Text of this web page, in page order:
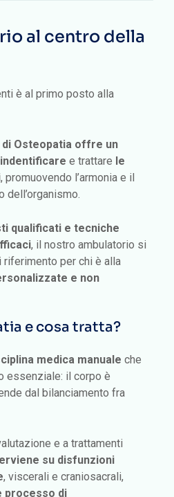
al centro della
è al primo posto alla
Osteopatia offre un
e trattare le
, promuovendo l’armonia e il
dell’organismo.
qualificati e tecniche
, il nostro ambulatorio si
riferimento per chi è alla
e non
e cosa tratta?
medica manuale che
essenziale: il corpo è
dal bilanciamento fra
e a trattamenti
su disfunzioni
, viscerali e craniosacrali,
processo di